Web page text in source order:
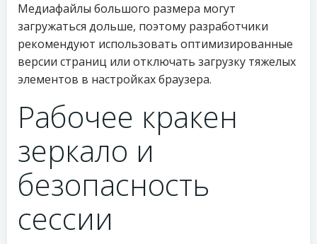
Медиафайлы большого размера могут
загружаться дольше, поэтому разработчики
рекомендуют использовать оптимизированные
версии страниц или отключать загрузку тяжелых
элементов в настройках браузера.
Рабочее кракен
зеркало и
безопасность
сессии